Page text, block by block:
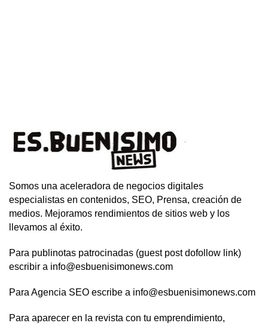
Somos una aceleradora de negocios digitales
especialistas en contenidos, SEO, Prensa, creación de
medios. Mejoramos rendimientos de sitios web y los
llevamos al éxito.
Para publinotas patrocinadas (guest post dofollow link)
escribir a info@esbuenisimonews.com
Para Agencia SEO escribe a info@esbuenisimonews.com
Para aparecer en la revista con tu emprendimiento,